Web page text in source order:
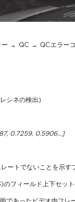
QC QCエラー
シネの検出)
0.7259, 0.5906...]
ートでないことを示す
フィールド上下セッ